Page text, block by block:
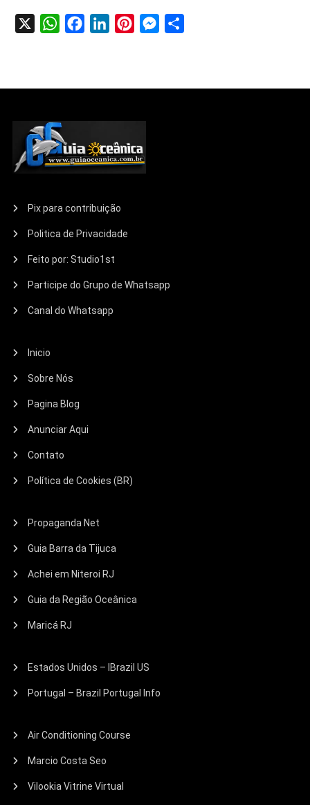
WhatsAppFacebookLinkedInPinterestMessenger
Pix para contribuição
Politica de Privacidade
Feito por: Studio1st
Participe do Grupo de Whatsapp
Canal do Whatsapp
Inicio
Sobre Nós
Pagina Blog
Anunciar Aqui
Contato
Política de Cookies (BR)
Propaganda Net
Guia Barra da Tijuca
Achei em Niteroi RJ
Guia da Região Oceânica
Maricá RJ
Estados Unidos – IBrazil US
Portugal – Brazil Portugal Info
Air Conditioning Course
Marcio Costa Seo
Vilookia Vitrine Virtual